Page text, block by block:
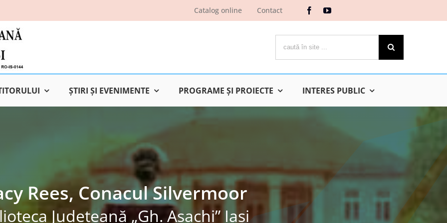
Catalog online Contact
ŞTIRI ŞI EVENIMENTE PROGRAME ŞI PROIECTE INTERES PUBLIC
Rees, Conacul Silvermoor
Judeţeană „Gh. Asachi” Iaşi